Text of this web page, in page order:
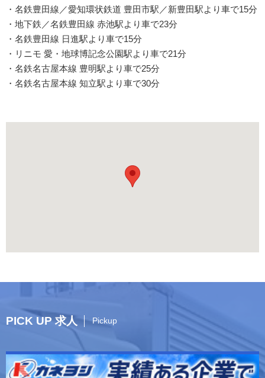
・名鉄豊田線／愛知環状鉄道 豊田市駅／新豊田駅より車で15分
・地下鉄／名鉄豊田線 赤池駅より車で23分
・名鉄豊田線 日進駅より車で15分
・リニモ 愛・地球博記念公園駅より車で21分
・名鉄名古屋本線 豊明駅より車で25分
・名鉄名古屋本線 知立駅より車で30分
PICK UP 求人 Pickup